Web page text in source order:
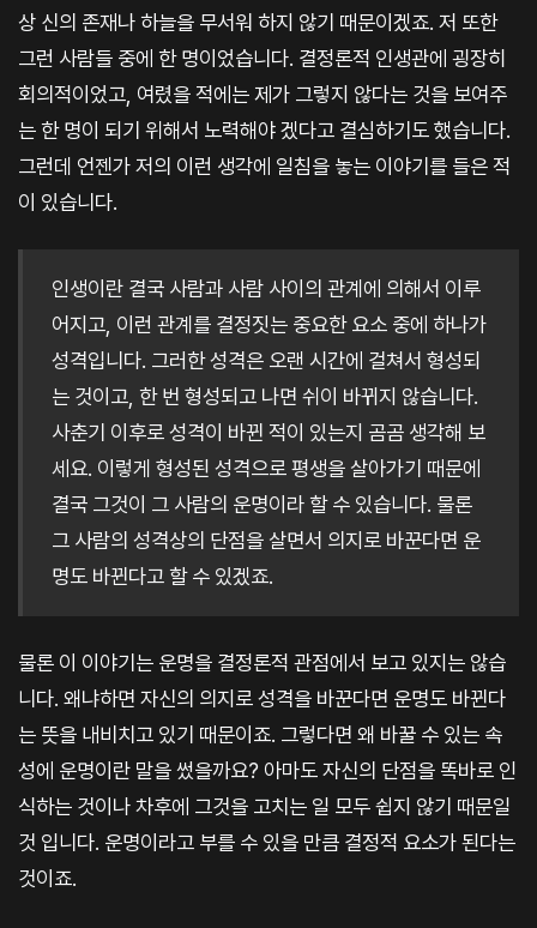
상 신의 존재나 하늘을 무서워 하지 않기 때문이겠죠. 저 또한
그런 사람들 중에 한 명이었습니다. 결정론적 인생관에 굉장히
회의적이었고, 여렸을 적에는 제가 그렇지 않다는 것을 보여주
는 한 명이 되기 위해서 노력해야 겠다고 결심하기도 했습니다.
그런데 언젠가 저의 이런 생각에 일침을 놓는 이야기를 들은 적
이 있습니다.
인생이란 결국 사람과 사람 사이의 관계에 의해서 이루
어지고, 이런 관계를 결정짓는 중요한 요소 중에 하나가
성격입니다. 그러한 성격은 오랜 시간에 걸쳐서 형성되
는 것이고, 한 번 형성되고 나면 쉬이 바뀌지 않습니다.
사춘기 이후로 성격이 바뀐 적이 있는지 곰곰 생각해 보
세요. 이렇게 형성된 성격으로 평생을 살아가기 때문에
결국 그것이 그 사람의 운명이라 할 수 있습니다. 물론
그 사람의 성격상의 단점을 살면서 의지로 바꾼다면 운
명도 바뀐다고 할 수 있겠죠.
물론 이 이야기는 운명을 결정론적 관점에서 보고 있지는 않습
니다. 왜냐하면 자신의 의지로 성격을 바꾼다면 운명도 바뀐다
는 뜻을 내비치고 있기 때문이죠. 그렇다면 왜 바꿀 수 있는 속
성에 운명이란 말을 썼을까요? 아마도 자신의 단점을 똑바로 인
식하는 것이나 차후에 그것을 고치는 일 모두 쉽지 않기 때문일
것 입니다. 운명이라고 부를 수 있을 만큼 결정적 요소가 된다는
것이죠.